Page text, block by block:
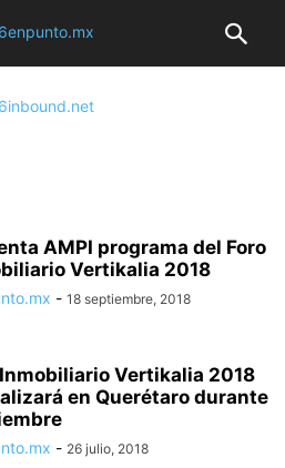
AMPI programa del Foro
Vertikalia 2018
- 18 septiembre, 2018
Vertikalia 2018
en Querétaro durante
- 26 julio, 2018